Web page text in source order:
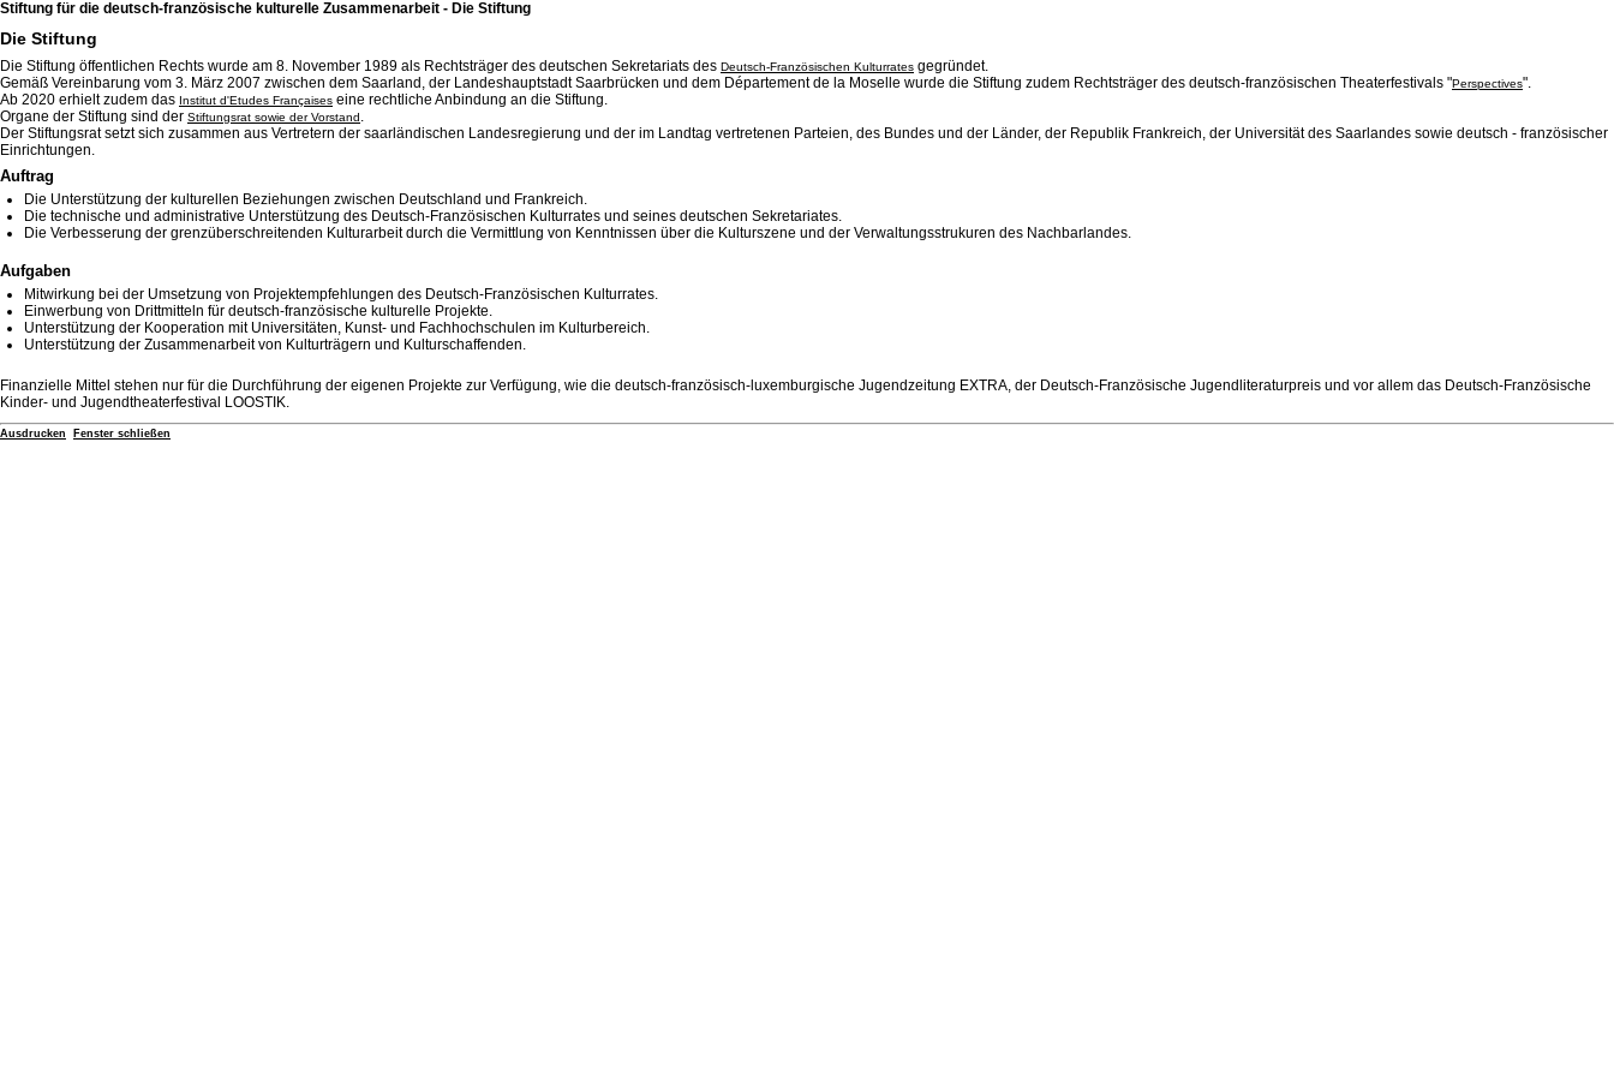
Stiftung für die deutsch-französische kulturelle Zusammenarbeit - Die Stiftung
Die Stiftung
Die Stiftung öffentlichen Rechts wurde am 8. November 1989 als Rechtsträger des deutschen Sekretariats des Deutsch-Französischen Kulturrates gegründet.
Gemäß Vereinbarung vom 3. März 2007 zwischen dem Saarland, der Landeshauptstadt Saarbrücken und dem Département de la Moselle wurde die Stiftung zudem Rechtsträger des deutsch-französischen Theaterfestivals "Perspectives".
Ab 2020 erhielt zudem das Institut d'Etudes Françaises eine rechtliche Anbindung an die Stiftung.
Organe der Stiftung sind der Stiftungsrat sowie der Vorstand.
Der Stiftungsrat setzt sich zusammen aus Vertretern der saarländischen Landesregierung und der im Landtag vertretenen Parteien, des Bundes und der Länder, der Republik Frankreich, der Universität des Saarlandes sowie deutsch - französischer
Einrichtungen.
Auftrag
Die Unterstützung der kulturellen Beziehungen zwischen Deutschland und Frankreich.
Die technische und administrative Unterstützung des Deutsch-Französischen Kulturrates und seines deutschen Sekretariates.
Die Verbesserung der grenzüberschreitenden Kulturarbeit durch die Vermittlung von Kenntnissen über die Kulturszene und der Verwaltungsstrukuren des Nachbarlandes.
Aufgaben
Mitwirkung bei der Umsetzung von Projektempfehlungen des Deutsch-Französischen Kulturrates.
Einwerbung von Drittmitteln für deutsch-französische kulturelle Projekte.
Unterstützung der Kooperation mit Universitäten, Kunst- und Fachhochschulen im Kulturbereich.
Unterstützung der Zusammenarbeit von Kulturträgern und Kulturschaffenden.
Finanzielle Mittel stehen nur für die Durchführung der eigenen Projekte zur Verfügung, wie die deutsch-französisch-luxemburgische Jugendzeitung EXTRA, der Deutsch-Französische Jugendliteraturpreis und vor allem das Deutsch-Französische
Kinder- und Jugendtheaterfestival LOOSTIK.
Ausdrucken Fenster schließen